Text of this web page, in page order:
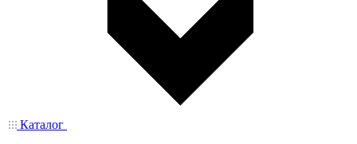
Каталог